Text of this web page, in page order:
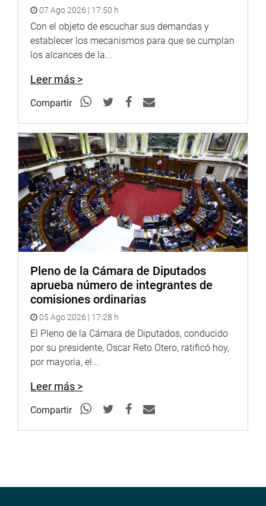
07 Ago 2026 | 17:50 h
Con el objeto de escuchar sus demandas y
establecer los mecanismos para que se cumplan
los alcances de la...
Leer más >
Compartir
Pleno de la Cámara de Diputados
aprueba número de integrantes de
comisiones ordinarias
05 Ago 2026 | 17:28 h
El Pleno de la Cámara de Diputados, conducido
por su presidente, Oscar Reto Otero, ratificó hoy,
por mayoría, el...
Leer más >
Compartir